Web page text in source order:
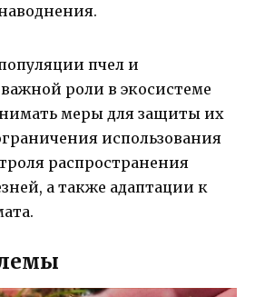
пчел и
роли в экосистеме
меры для защиты их
использования
распространения
а также адаптации к